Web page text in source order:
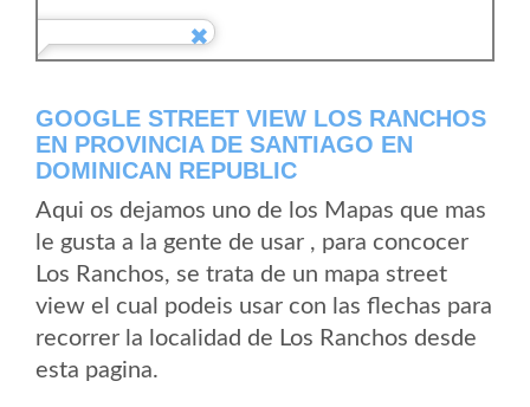
GOOGLE STREET VIEW LOS RANCHOS
EN PROVINCIA DE SANTIAGO EN
DOMINICAN REPUBLIC
Aqui os dejamos uno de los Mapas que mas
le gusta a la gente de usar , para concocer
Los Ranchos, se trata de un mapa street
view el cual podeis usar con las flechas para
recorrer la localidad de Los Ranchos desde
esta pagina.